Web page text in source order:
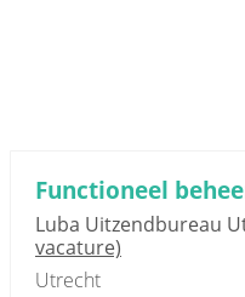
Functioneel
Luba Uitzendbureau
vacature)
Utrecht